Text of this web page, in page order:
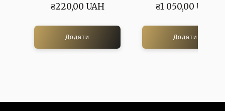
₴220,00 UAH
Додати
₴1 050,00 UAH
Додати